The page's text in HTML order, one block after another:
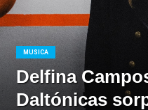
MUSICA
Delfina
Daltónicas